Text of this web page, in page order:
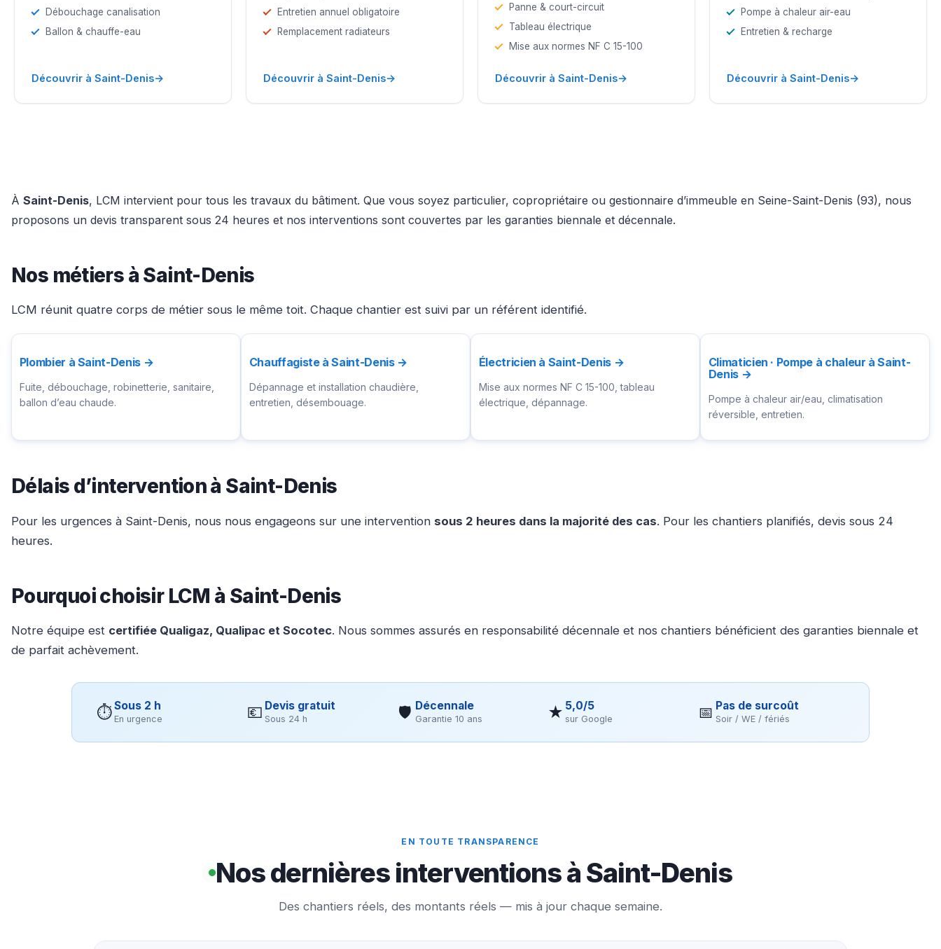
Débouchage canalisation
Ballon & chauffe-eau
Découvrir à Saint-Denis→
Entretien annuel obligatoire
Remplacement radiateurs
Découvrir à Saint-Denis→
Panne & court-circuit
Tableau électrique
Mise aux normes NF C 15-100
Découvrir à Saint-Denis→
Pompe à chaleur air-eau
Entretien & recharge
Découvrir à Saint-Denis→
À Saint-Denis, LCM intervient pour tous les travaux du bâtiment. Que vous soyez particulier, copropriétaire ou gestionnaire d’immeuble en Seine-Saint-Denis (93), nous
proposons un devis transparent sous 24 heures et nos interventions sont couvertes par les garanties biennale et décennale.
Nos métiers à Saint-Denis
LCM réunit quatre corps de métier sous le même toit. Chaque chantier est suivi par un référent identifié.
Plombier à Saint-Denis →
Fuite, débouchage, robinetterie, sanitaire,
ballon d’eau chaude.
Chauffagiste à Saint-Denis →
Dépannage et installation chaudière,
entretien, désembouage.
Électricien à Saint-Denis →
Mise aux normes NF C 15-100, tableau
électrique, dépannage.
Climaticien · Pompe à chaleur à Saint-
Denis →
Pompe à chaleur air/eau, climatisation
réversible, entretien.
Délais d’intervention à Saint-Denis
Pour les urgences à Saint-Denis, nous nous engageons sur une intervention sous 2 heures dans la majorité des cas. Pour les chantiers planifiés, devis sous 24
heures.
Pourquoi choisir LCM à Saint-Denis
Notre équipe est certifiée Qualigaz, Qualipac et Socotec. Nous sommes assurés en responsabilité décennale et nos chantiers bénéficient des garanties biennale et
de parfait achèvement.
⏱Sous 2 h
En urgence 💶 Devis gratuit
Sous 24 h 🛡 Décennale
Garantie 10 ans ★ 5,0/5
sur Google 📅 Pas de surcoût
Soir / WE / fériés
EN TOUTE TRANSPARENCE
Nos dernières interventions à Saint-Denis
Des chantiers réels, des montants réels — mis à jour chaque semaine.